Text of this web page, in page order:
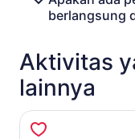
berlangsung
Aktivitas
lainnya